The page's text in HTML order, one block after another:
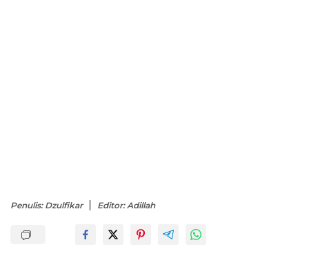
Penulis: Dzulfikar Editor: Adillah